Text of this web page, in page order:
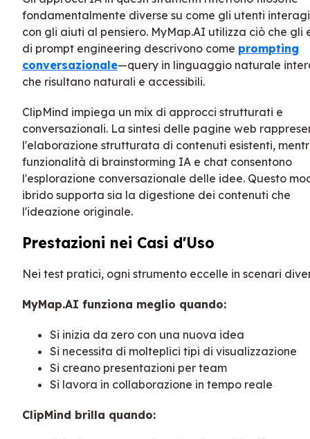
fondamentalmente diverse su come gli utenti
con gli aiuti al pensiero. MyMap.AI utilizza ciò che gli
di prompt engineering descrivono come prompting
conversazionale—query in linguaggio naturale
che risultano naturali e accessibili.
ClipMind impiega un mix di approcci strutturati e
conversazionali. La sintesi delle pagine web
l'elaborazione strutturata di contenuti esistenti,
funzionalità di brainstorming IA e chat consentono
l'esplorazione conversazionale delle idee. Questo
ibrido supporta sia la digestione dei contenuti che
l'ideazione originale.
Prestazioni nei Casi d'Uso
Nei test pratici, ogni strumento eccelle in scenari
MyMap.AI funziona meglio quando:
Si inizia da zero con una nuova idea
Si necessita di molteplici tipi di visualizzazione
Si creano presentazioni per team
Si lavora in collaborazione in tempo reale
ClipMind brilla quando: